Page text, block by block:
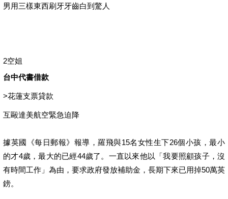
男用三樣東西刷牙牙齒白到驚人
2空姐
台中代書借款
>花蓮支票貸款
互毆達美航空緊急迫降
據英國《每日郵報》報導，羅飛與15名女性生下26個小孩，最小
的才4歲，最大的已經44歲了。一直以來他以「我要照顧孩子，沒
有時間工作」為由，要求政府發放補助金，長期下來已用掉50萬英
鎊。